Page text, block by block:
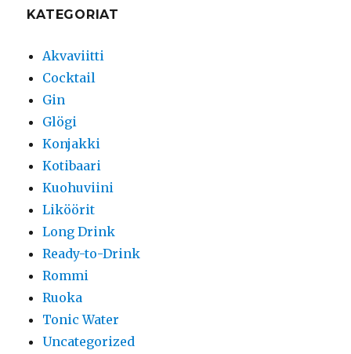
KATEGORIAT
Akvaviitti
Cocktail
Gin
Glögi
Konjakki
Kotibaari
Kuohuviini
Liköörit
Long Drink
Ready-to-Drink
Rommi
Ruoka
Tonic Water
Uncategorized